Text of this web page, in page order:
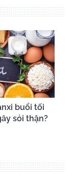
buổi tối
sỏi thận?